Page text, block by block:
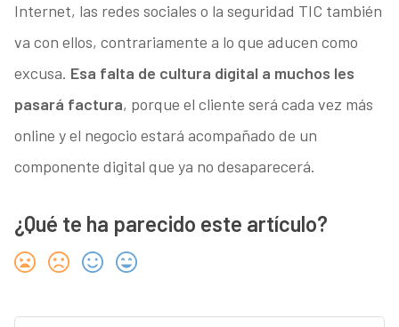
Internet, las redes sociales o la seguridad TIC también
va con ellos, contrariamente a lo que aducen como
excusa. Esa falta de cultura digital a muchos les
pasará factura, porque el cliente será cada vez más
online y el negocio estará acompañado de un
componente digital que ya no desaparecerá.
¿Qué te ha parecido este artículo?